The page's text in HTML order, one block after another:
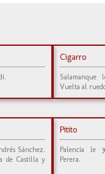
Cigarro
Salamanque
Vuelta al
Sánchez.
de Castilla y
Pitito
Palencia le
Perera.